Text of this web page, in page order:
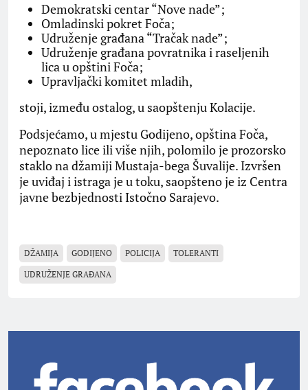
Demokratski centar “Nove nade”;
Omladinski pokret Foča;
Udruženje građana “Tračak nade”;
Udruženje građana povratnika i raseljenih
lica u opštini Foča;
Upravljački komitet mladih,
stoji, između ostalog, u saopštenju Kolacije.
Podsjećamo, u mjestu Godijeno, opština Foča,
nepoznato lice ili više njih, polomilo je prozorsko
staklo na džamiji Mustaja-bega Šuvalije. Izvršen
je uviđaj i istraga je u toku, saopšteno je iz Centra
javne bezbjednosti Istočno Sarajevo.
DŽAMIJA GODIJENO POLICIJA TOLERANTI
UDRUŽENJE GRAĐANA